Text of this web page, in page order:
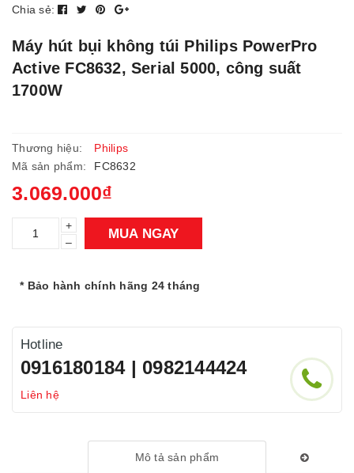
Chia sẻ:
Máy hút bụi không túi Philips PowerPro
Active FC8632, Serial 5000, công suất
1700W
Thương hiệu:
Philips
Mã sản phẩm:
FC8632
3.069.000₫
+
–
MUA NGAY
* Bảo hành chính hãng 24 tháng
Hotline
0916180184 | 0982144424
Liên hệ
Mô tả sản phẩm